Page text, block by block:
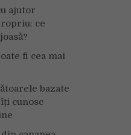
ajutor
ce
fi cea mai
bazate
cunosc